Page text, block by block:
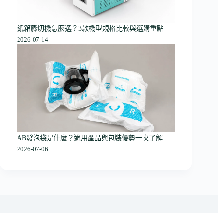
紙箱膨切機怎麼選？3款機型規格比較與選購重點
2026-07-14
AB發泡袋是什麼？適用產品與包裝優勢一次了解
2026-07-06